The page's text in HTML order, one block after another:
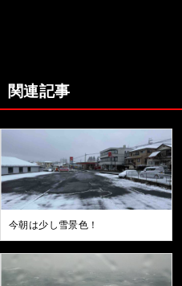
関連記事
今朝は少し雪景色！